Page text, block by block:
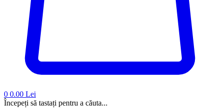
0 0.00 Lei
Începeți să tastați pentru a căuta...